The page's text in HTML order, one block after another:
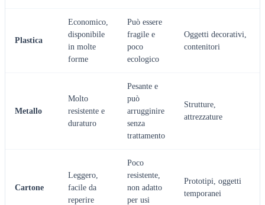
Plastica
Economico,
disponibile
in molte
forme
Può essere
fragile e
poco
ecologico
Oggetti decorativi,
contenitori
Metallo
Molto
resistente e
duraturo
Pesante e
può
arrugginire
senza
trattamento
Strutture,
attrezzature
Cartone
Leggero,
facile da
reperire
Poco
resistente,
non adatto
per usi
Prototipi, oggetti
temporanei